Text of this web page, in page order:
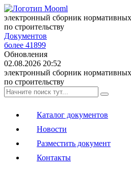
электронный сборник
по строительству
Документов
более 41899
Обновления
02.08.2026 20:52
электронный сборник
по строительству
Каталог документов
Новости
Разместить документ
Контакты